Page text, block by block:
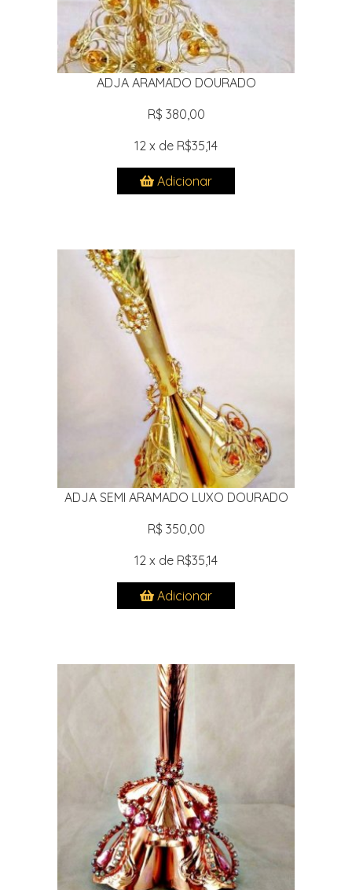
ADJA ARAMADO DOURADO
R$ 380,00
12 x de R$35,14
Adicionar
ADJA SEMI ARAMADO LUXO DOURADO
R$ 350,00
12 x de R$35,14
Adicionar